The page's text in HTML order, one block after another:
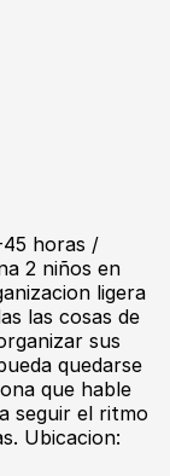
horas /
2 niños en
ligera
las cosas de
sus
quedarse
que hable
seguir el ritmo
Ubicacion: